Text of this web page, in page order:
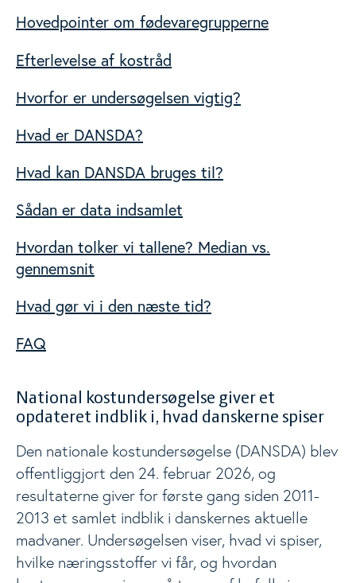
Hovedpointer om fødevaregrupperne
Efterlevelse af kostråd
Hvorfor er undersøgelsen vigtig?
Hvad er DANSDA?
Hvad kan DANSDA bruges til?
Sådan er data indsamlet
Hvordan tolker vi tallene? Median vs.
gennemsnit
Hvad gør vi i den næste tid?
FAQ
National kostundersøgelse giver et
opdateret indblik i, hvad danskerne spiser
Den nationale kostundersøgelse (DANSDA) blev
offentliggjort den 24. februar 2026, og
resultaterne giver for første gang siden 2011-
2013 et samlet indblik i danskernes aktuelle
madvaner. Undersøgelsen viser, hvad vi spiser,
hvilke næringsstoffer vi får, og hvordan